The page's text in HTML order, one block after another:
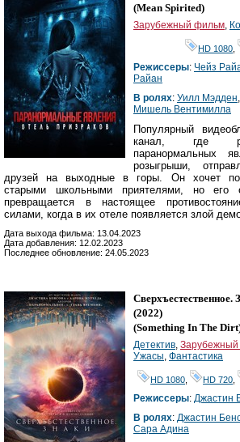
(Mean Spirited)
Зарубежный фильм
HD 1080
Режиссеры: Чейз
Райан
В ролях: Уилл Мэдден
Мишель Вентимилла
Популярный
канал, где
паранормальных
розыгрыши,
друзей на выходные в горы. Он хочет
старыми школьными приятелями, но его
превращается в настоящее
силами, когда в их отеле появляется злой
Дата выхода фильма: 13.04.2023
Дата добавления: 12.02.2023
Последнее обновление: 24.05.2023
Сверхъестественное.
(2022)
(Something In The Dirt
Детектив,
Ужасы, Фантастика
HD 1080 HD 720
Режиссеры: Джастин
В ролях: Джастин
Сара Адина